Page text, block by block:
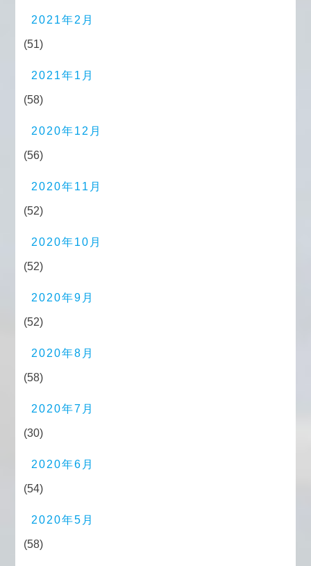
2021年2月
(51)
2021年1月
(58)
2020年12月
(56)
2020年11月
(52)
2020年10月
(52)
2020年9月
(52)
2020年8月
(58)
2020年7月
(30)
2020年6月
(54)
2020年5月
(58)